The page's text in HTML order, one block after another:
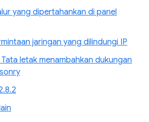
yang dipertahankan di panel
jaringan yang dilindungi IP
Tata letak menambahkan dukungan